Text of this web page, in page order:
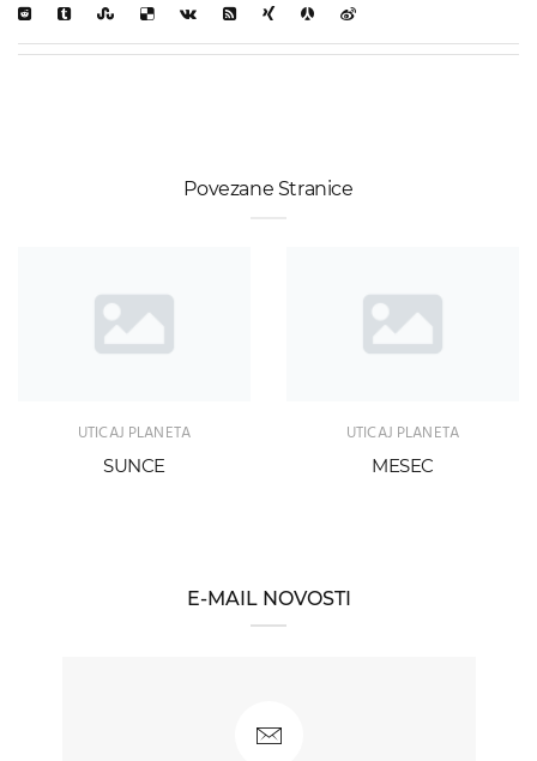
Povezane Stranice
UTICAJ PLANETA
SUNCE
UTICAJ PLANETA
MESEC
E-MAIL NOVOSTI